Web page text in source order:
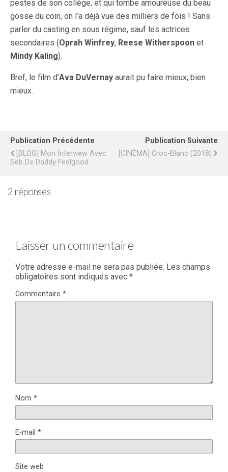
pestes de son collège, et qui tombe amoureuse du beau
gosse du coin, on l’a déjà vue des milliers de fois ! Sans
parler du casting en sous régime, sauf les actrices
secondaires (Oprah Winfrey, Reese Witherspoon et
Mindy Kaling).
Bref, le film d’Ava DuVernay aurait pu faire mieux, bien
mieux.
Publication Précédente
[BLOG] Mon Interview Avec
Seb De Daddy Feelgood
Publication Suivante
[CINÉMA] Croc-Blanc (2018)
2 réponses
Laisser un commentaire
Votre adresse e-mail ne sera pas publiée. Les champs
obligatoires sont indiqués avec *
Commentaire *
Nom *
E-mail *
Site web